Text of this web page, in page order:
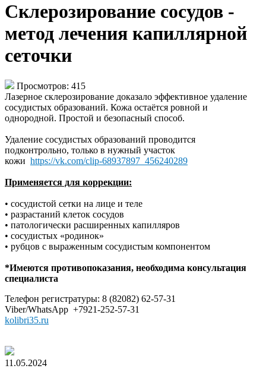
Склерозирование сосудов -
метод лечения капиллярной
сеточки
Просмотров: 415
Лазерное склерозирование доказало эффективное удаление
сосудистых образований. Кожа остаётся ровной и
однородной. Простой и безопасный способ.
Удаление сосудистых образований проводится
подконтрольно, только в нужный участок
кожи https://vk.com/clip-68937897_456240289
Применяется для коррекции:
• сосудистой сетки на лице и теле
• разрастаний клеток сосудов
• патологически расширенных капилляров
• сосудистых «родинок»
• рубцов с выраженным сосудистым компонентом
*Имеются противопоказания, необходима консультация
специалиста
Телефон регистратуры: 8 (82082) 62-57-31
Viber/WhatsApp +7921-252-57-31
kolibri35.ru
11.05.2024